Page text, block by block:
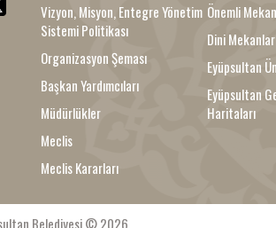
Vizyon, Misyon, Entegre Yönetim
Sistemi Politikası
Organizasyon Şeması
Başkan Yardımcıları
Müdürlükler
Meclis
Meclis Kararları
Önemli
Dini Mekanlar
Eyüpsultan
Eyüpsultan
Haritaları
Belediyesi © 2026